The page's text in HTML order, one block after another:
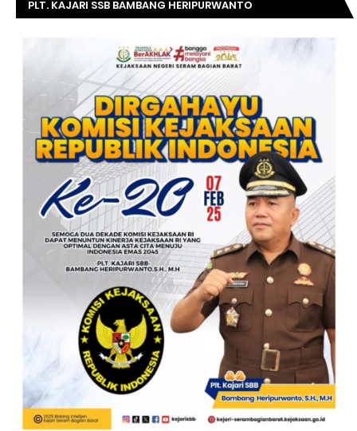
PLT. KAJARI SSB BAMBANG HERIPURWANTO
KEJAKSAAN RI KE- 20 TAHUN.